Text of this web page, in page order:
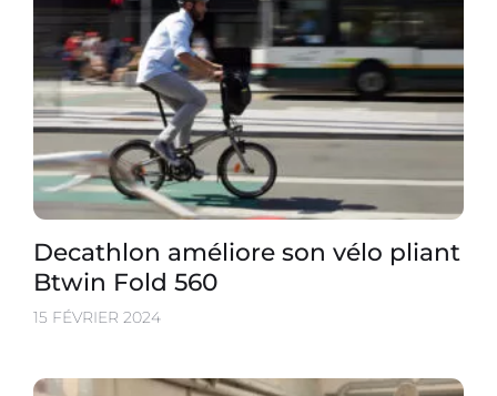
Decathlon améliore son vélo pliant
Btwin Fold 560
15 FÉVRIER 2024